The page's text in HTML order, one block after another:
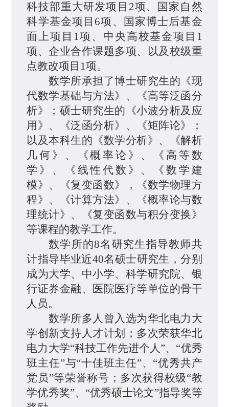
科技部重大研发项目2项、
国家自然
科学基金项目6项 、
国家博士后基金
面上项目1项 、 中央高校基金项目1
项、企业合作课题多项、 以及 校级重
点教改项目1项。
数学所承担了博士研究生的《现
代数学基础与方法》、《高等泛函分
析》；硕士研究生的《小波分析及应
用》、《泛函分析》、《矩阵论》；
以及本科生的《数学分析》、《解析
几何》、《概率论》、《高等数
学》、《线性代数》、《数学建
模》、《复变函数》，《数学物理方
程》、《计算方法》、《概率论与数
理统计》、《复变函数与积分变换》
等课程的教学工作。
数学所的8名研究生指导教师共
计指导毕业近40名硕士研究生 ，分别
成为大学、中小学、科学研究院、银
行证券金融、医院医疗等单位的骨干
人员。
数学所多人曾入选为华北电力大
学创新支持人才计划；多次荣获华北
电力大学“科技工作先进个人”、“优秀
班主任”与“十佳班主任”、“优秀共产
党员”等荣誉称号；多次获得校级“教
学优秀奖”、 “优秀硕士论文”指导奖等